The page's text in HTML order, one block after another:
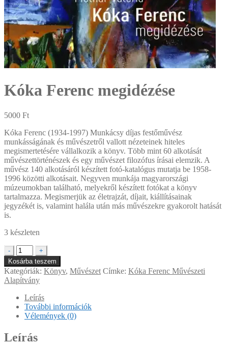
Kóka Ferenc megidézése
5000 Ft
Kóka Ferenc (1934-1997) Munkácsy díjas festőművész
munkásságának és művészetről vallott nézeteinek hiteles
megismertetésére vállalkozik a könyv. Több mint 60 alkotását
művészettörténészek és egy művészet filozófus írásai elemzik. A
művész 140 alkotásáról készített fotó-katalógus mutatja be 1958-
1996 közötti alkotásait. Negyven munkája magyarországi
múzeumokban található, melyekről készített fotókat a könyv
tartalmazza. Megismerjük az életrajzát, díjait, kiállításainak
jegyzékét is, valamint halála után más művészekre gyakorolt hatását
is.
3 készleten
-
Kóka
Ferenc
megidézése
mennyiség
+
Kosárba teszem
Kategóriák: Könyv, Művészet Címke: Kóka Ferenc Művészeti
Alapítvány
Leírás
További információk
Vélemények (0)
Leírás